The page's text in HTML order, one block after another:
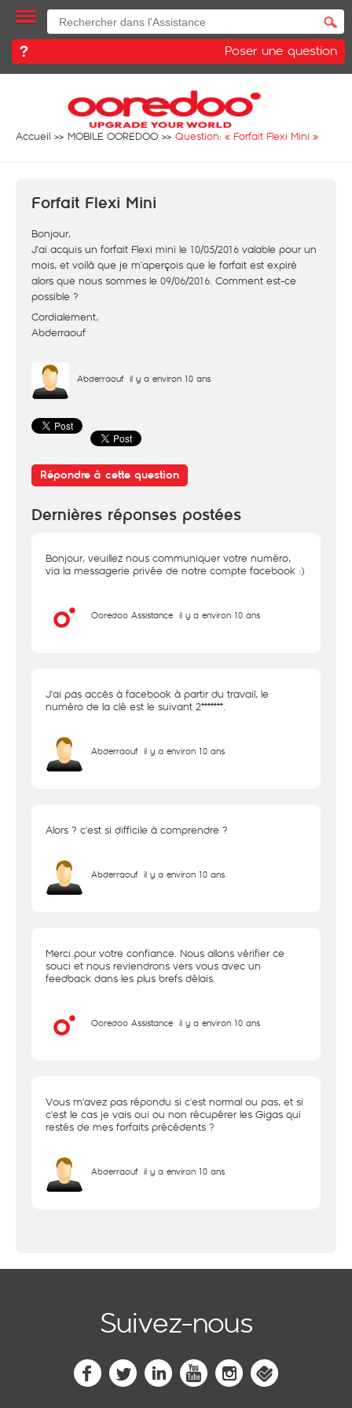
Poser une question
Accueil MOBILE OOREDOO Question: « Forfait Flexi Mini »
Forfait Flexi Mini
Bonjour,
J'ai acquis un forfait Flexi mini le 10/05/2016 valable pour un
mois, et voilà que je m’aperçois que le forfait est expiré
alors que nous sommes le 09/06/2016. Comment est-ce
possible ?
Cordialement,
Abderraouf
Abderraouf il y a environ 10 ans
Répondre à cette question
Dernières réponses postées
Bonjour, veuillez nous communiquer votre numéro,
via la messagerie privée de notre compte facebook :)
Ooredoo Assistance il y a environ 10 ans
J'ai pas accès à facebook à partir du travail, le
numéro de la clé est le suivant 2*******.
Abderraouf il y a environ 10 ans
Alors ? c'est si difficile à comprendre ?
Abderraouf il y a environ 10 ans
Merci pour votre confiance. Nous allons vérifier ce
souci et nous reviendrons vers vous avec un
feedback dans les plus brefs délais.
Ooredoo Assistance il y a environ 10 ans
Vous m'avez pas répondu si c'est normal ou pas, et si
c'est le cas je vais oui ou non récupérer les Gigas qui
restés de mes forfaits précédents ?
Abderraouf il y a environ 10 ans
Suivez-nous